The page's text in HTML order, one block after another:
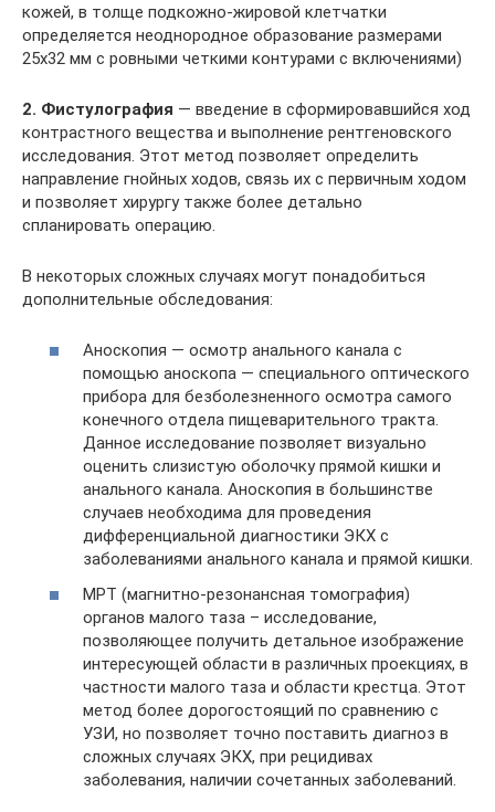
кожей, в толще подкожно-жировой клетчатки
определяется неоднородное образование размерами
25х32 мм с ровными четкими контурами с включениями)
2. Фистулография — введение в сформировавшийся ход
контрастного вещества и выполнение рентгеновского
исследования. Этот метод позволяет определить
направление гнойных ходов, связь их с первичным ходом
и позволяет хирургу также более детально
спланировать операцию.
В некоторых сложных случаях могут понадобиться
дополнительные обследования:
Аноскопия — осмотр анального канала с
помощью аноскопа — специального оптического
прибора для безболезненного осмотра самого
конечного отдела пищеварительного тракта.
Данное исследование позволяет визуально
оценить слизистую оболочку прямой кишки и
анального канала. Аноскопия в большинстве
случаев необходима для проведения
дифференциальной диагностики ЭКХ с
заболеваниями анального канала и прямой кишки.
МРТ (магнитно-резонансная томография)
органов малого таза – исследование,
позволяющее получить детальное изображение
интересующей области в различных проекциях, в
частности малого таза и области крестца. Этот
метод более дорогостоящий по сравнению с
УЗИ, но позволяет точно поставить диагноз в
сложных случаях ЭКХ, при рецидивах
заболевания, наличии сочетанных заболеваний.